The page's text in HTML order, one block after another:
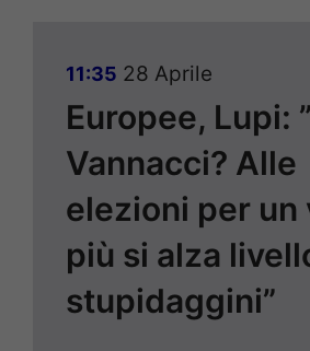
11:35 28 Aprile
Europee, Lupi:
Vannacci? Alle
elezioni per un
più si alza
stupidaggini”